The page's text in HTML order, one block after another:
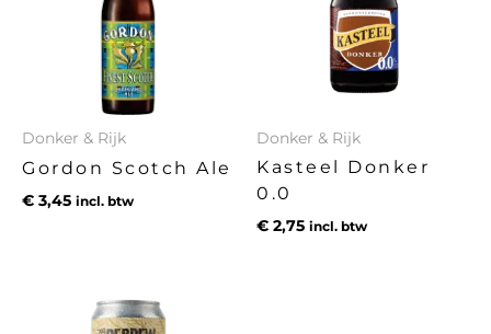
Donker & Rijk
Gordon Scotch Ale
€ 3,45 incl. btw
Donker & Rijk
Kasteel Donker
0.0
€ 2,75 incl. btw